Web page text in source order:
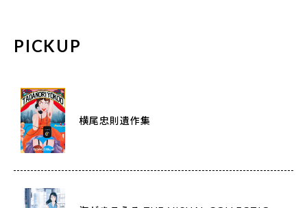
PICKUP
横尾忠則遺作集